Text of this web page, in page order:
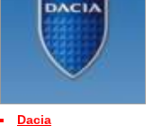
Dacia